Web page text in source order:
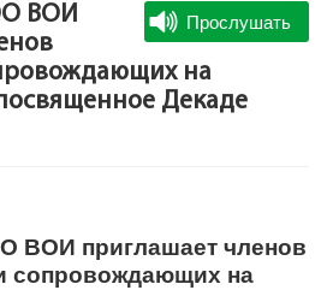
ВОИ
на
Декаде
ВОИ приглашает членов
сопровождающих на